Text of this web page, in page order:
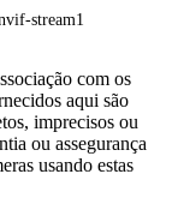
stream1
com os
aqui são
imprecisos ou
ou assegurança
usando estas